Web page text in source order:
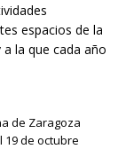
espacios de la
la que cada año
de Zaragoza
19 de octubre